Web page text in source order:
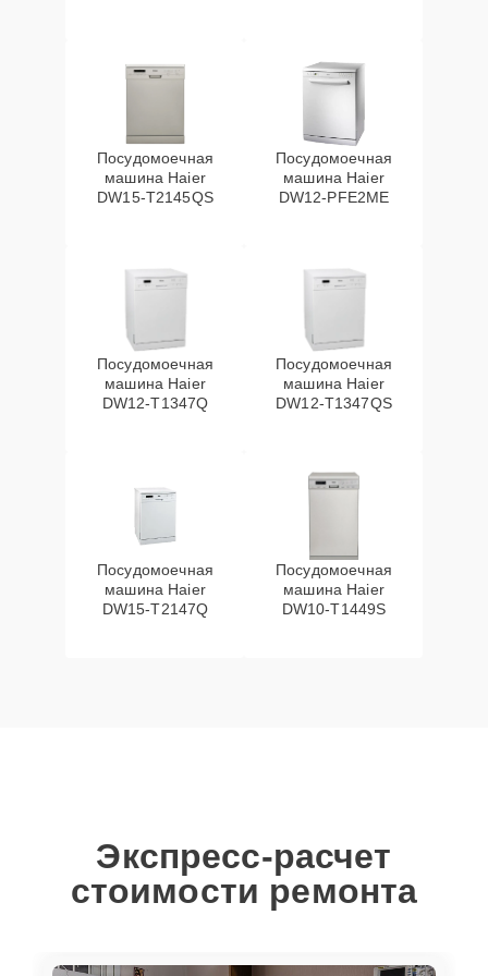
Посудомоечная
машина Haier
DW15-T2145QS
Посудомоечная
машина Haier
DW12-PFE2ME
Посудомоечная
машина Haier
DW12-T1347Q
Посудомоечная
машина Haier
DW12-T1347QS
Посудомоечная
машина Haier
DW15-T2147Q
Посудомоечная
машина Haier
DW10-T1449S
Экспресс-расчет
стоимости ремонта